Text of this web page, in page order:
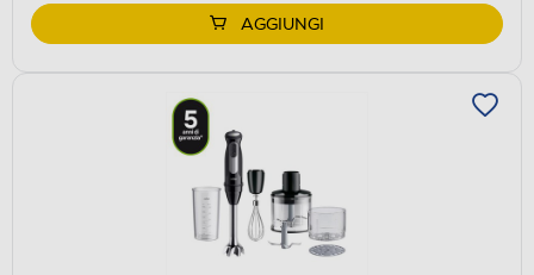
AGGIUNGI